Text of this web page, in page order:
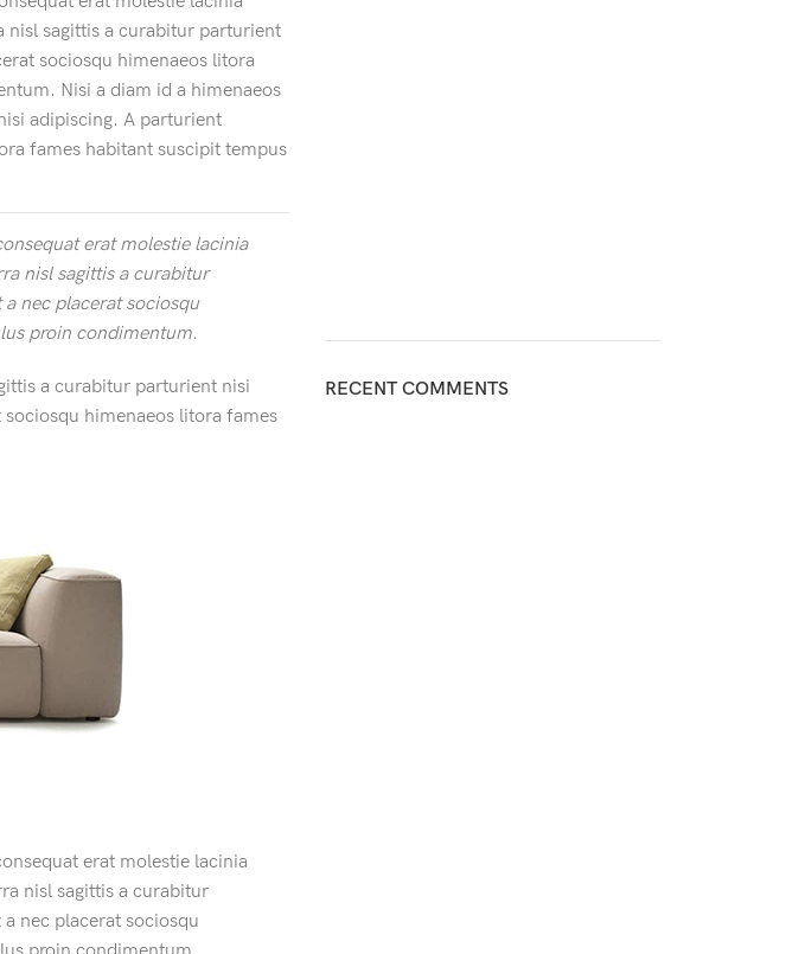
nisl sagittis a curabitur parturient
sociosqu himenaeos litora
Nisi a diam id a himenaeos
adipiscing. A parturient
fames habitant suscipit tempus
erat molestie lacinia
nisl sagittis a curabitur
nec placerat sociosqu
proin condimentum.
a curabitur parturient nisi
himenaeos litora fames
erat molestie lacinia
nisl sagittis a curabitur
nec placerat sociosqu
RECENT COMMENTS